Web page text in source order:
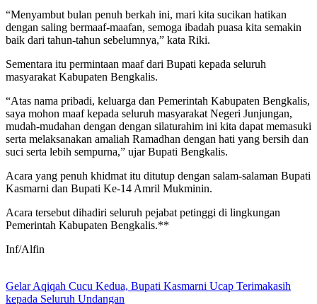
“Menyambut bulan penuh berkah ini, mari kita sucikan hatikan
dengan saling bermaaf-maafan, semoga ibadah puasa kita semakin
baik dari tahun-tahun sebelumnya,” kata Riki.
Sementara itu permintaan maaf dari Bupati kepada seluruh
masyarakat Kabupaten Bengkalis.
“Atas nama pribadi, keluarga dan Pemerintah Kabupaten Bengkalis,
saya mohon maaf kepada seluruh masyarakat Negeri Junjungan,
mudah-mudahan dengan dengan silaturahim ini kita dapat memasuki
serta melaksanakan amaliah Ramadhan dengan hati yang bersih dan
suci serta lebih sempurna,” ujar Bupati Bengkalis.
Acara yang penuh khidmat itu ditutup dengan salam-salaman Bupati
Kasmarni dan Bupati Ke-14 Amril Mukminin.
Acara tersebut dihadiri seluruh pejabat petinggi di lingkungan
Pemerintah Kabupaten Bengkalis.**
Inf/Alfin
Gelar Aqiqah Cucu Kedua, Bupati Kasmarni Ucap Terimakasih
kepada Seluruh Undangan